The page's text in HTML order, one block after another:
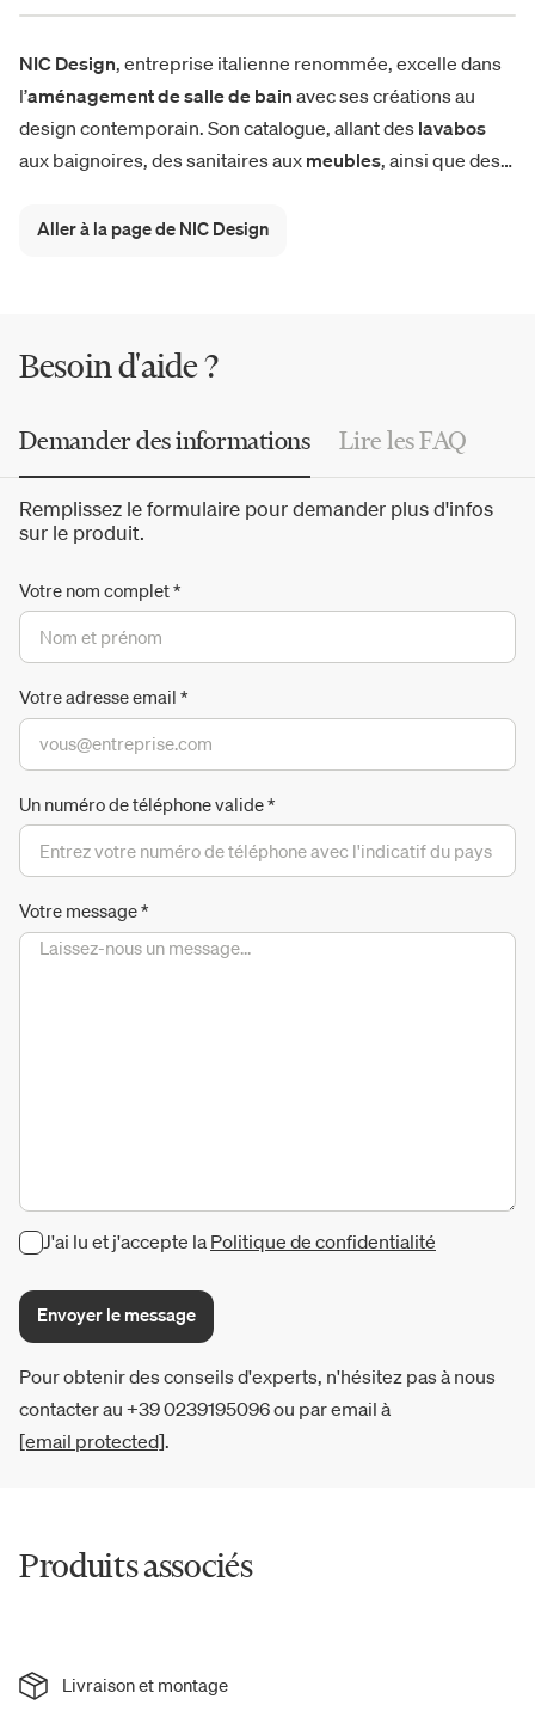
NIC Design, entreprise italienne renommée, excelle dans
l’aménagement de salle de bain avec ses créations au
design contemporain. Son catalogue, allant des lavabos
aux baignoires, des sanitaires aux meubles, ainsi que des
épurées avec desvolumes purs
raffinés, s'intégrant naturellement dans le quotidien.
Aller à la page de NIC Design
Besoin d'aide ?
Demander des informations Lire les FAQ
Remplissez le formulaire pour demander plus d'infos
sur le produit.
Votre nom complet*
Votre adresse email *
Un numéro de téléphone valide*
Votre message*
J'ai lu et j'accepte la Politique de confidentialité
Envoyer le message
Pour obtenir des conseils d'experts, n'hésitez pas à nous
contacter au +39 0239195096 ou par email à
[email protected].
Produits associés
Livraison et montage